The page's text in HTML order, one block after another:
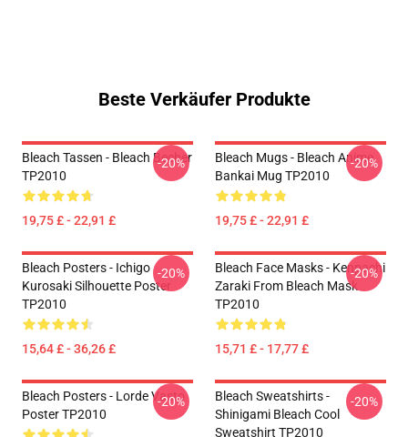
Beste Verkäufer Produkte
Bleach Tassen - Bleach Becher
TP2010
19,75 £ - 22,91 £
-20%
Bleach Mugs - Bleach Anime,
Bankai Mug TP2010
19,75 £ - 22,91 £
-20%
Bleach Posters - Ichigo
Kurosaki Silhouette Poster
TP2010
15,64 £ - 36,26 £
-20%
Bleach Face Masks - Kenpachi
Zaraki From Bleach Mask
TP2010
15,71 £ - 17,77 £
-20%
Bleach Posters - Lorde Vasto
Poster TP2010
-20%
Bleach Sweatshirts -
Shinigami Bleach Cool
Sweatshirt TP2010
-20%